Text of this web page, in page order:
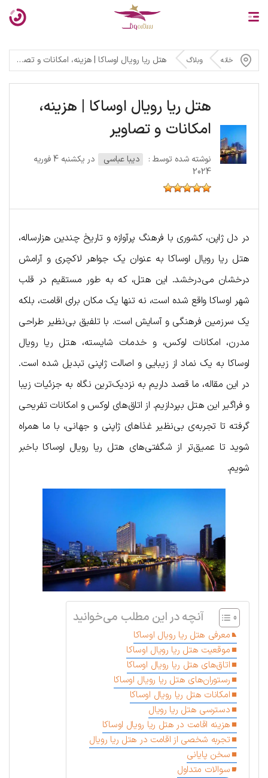
خانه وبلاگ هتل ریا رویال اوساکا | هزینه، امکانات و تصاویر
هتل ریا رویال اوساکا | هزینه،
امکانات و تصاویر
نوشته شده توسط : دیبا عباسی
در یکشنبه 4 فوریه
2024
در دل ژاپن، کشوری با فرهنگ پرآوازه و تاریخ چندین هزار‌ساله،
هتل ریا رویال اوساکا به عنوان یک جواهر لاکچری و آرامش
درخشان می‌درخشد. این هتل، که به طور مستقیم در قلب
شهر اوساکا واقع شده است، نه تنها یک مکان برای اقامت، بلکه
یک سرزمین فرهنگی و آسایش است. با تلفیق بی‌نظیر طراحی
مدرن، امکانات لوکس، و خدمات شایسته، هتل ریا رویال
اوساکا به یک نماد از زیبایی و اصالت ژاپنی تبدیل شده است.
در این مقاله، ما قصد داریم به نزدیک‌ترین نگاه به جزئیات زیبا
و فراگیر این هتل بپردازیم. از اتاق‌های لوکس و امکانات تفریحی
گرفته تا تجربه‌ی بی‌نظیر غذاهای ژاپنی و جهانی، با ما همراه
شوید تا عمیق‌تر از شگفتی‌های هتل ریا رویال اوساکا باخبر
شویم.
آنچه در این مطلب می‌خوانید
معرفی هتل ریا رویال اوساکا
موقعیت هتل ریا رویال اوساکا
اتاق‌های هتل ریا رویال اوساکا
رستوران‌های هتل ریا رویال اوساکا
امکانات هتل ریا رویال اوساکا
دسترسی هتل ریا رویال
هزینه اقامت در هتل ریا رویال اوساکا
تجربه شخصی از اقامت در هتل ریا رویال
سخن پایانی
سوالات متداول